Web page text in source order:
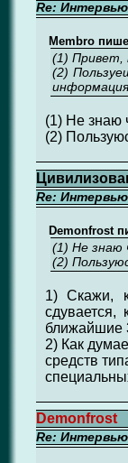
Re:
Membro
(1) Привет,
(2)
(1) Не знаю
(2)
Re:
Demonfrost
(1) Не знаю
(2)
1) Скажи,
ближайшие
2) Как
средств
Demonfrost
Re: